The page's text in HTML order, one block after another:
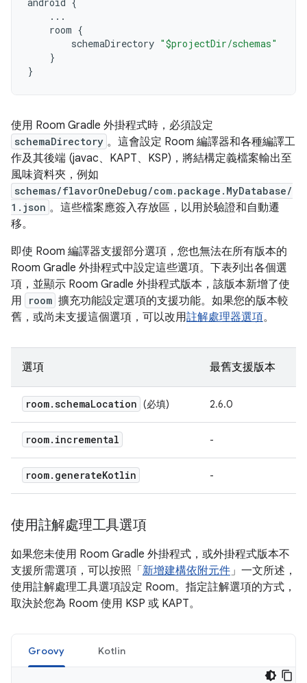
...
room {
schemaDirectory "$projectDir/schemas"
}
}
使用 Room Gradle 外掛程式時，必須設定
schemaDirectory 。這會設定 Room 編譯器和各種編譯工
作及其後端 (javac、KAPT、KSP)，將結構定義檔案輸出至
風味資料夾，例如
schemas/flavorOneDebug/com.package.MyDatabase/
1.json 。這些檔案應簽入存放區，以用於驗證和自動遷
移。
即使 Room 編譯器支援部分選項，您也無法在所有版本的
Room Gradle 外掛程式中設定這些選項。下表列出各個選
項，並顯示 Room Gradle 外掛程式版本，該版本新增了使
用
room 擴充功能設定選項的支援功能。如果您的版本較
舊，或尚未支援這個選項，可以改用註解處理器選項。
選項 最舊支援版本
room.schemaLocation (必填) 2.6.0
room. incremental -
room. generateKotlin -
使用註解處理工具選項
如果您未使用 Room Gradle 外掛程式，或外掛程式版本不
支援所需選項，可以按照「 新增建構依附元件」一文所述，
使用註解處理工具選項設定 Room。指定註解選項的方式，
取決於您為 Room 使用 KSP 或 KAPT。
Groovy Kotlin